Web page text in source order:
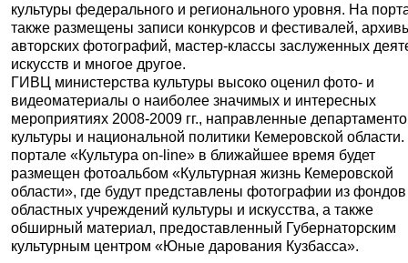
культуры федерального и регионального уровня. На
также размещены записи конкурсов и фестивалей,
авторских фотографий, мастер-классы заслуженных
искусств и многое другое.
ГИВЦ министерства культуры высоко оценил фото- и
видеоматериалы о наиболее значимых и интересных
мероприятиях 2008-2009 гг., направленные
культуры и национальной политики Кемеровской
портале «Культура on-line» в ближайшее время будет
размещен фотоальбом «Культурная жизнь Кемеровской
области», где будут представлены фотографии из фондов
областных учреждений культуры и искусства, а также
обширный материал, предоставленный Губернаторским
культурным центром «Юные дарования Кузбасса».